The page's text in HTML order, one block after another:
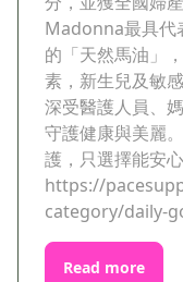
Madonna最具代
的「天然馬油」
素，新生兒及敏
深受醫護人員、
守護健康與美麗
護，只選擇能安
https://
category/daily-
Read more